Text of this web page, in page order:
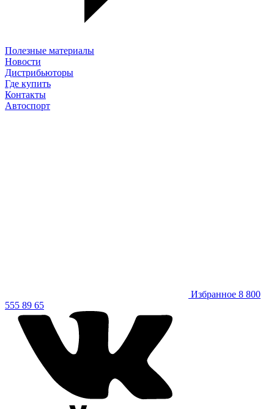
Полезные материалы
Новости
Дистрибьюторы
Где купить
Контакты
Автоспорт
Избранное 8 800
555 89 65